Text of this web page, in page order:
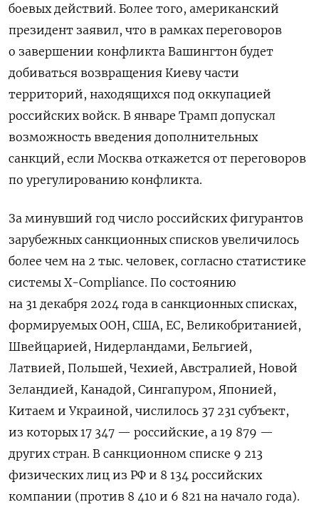
боевых действий. Более того, американский
президент заявил, что в рамках переговоров
о завершении конфликта Вашингтон будет
добиваться возвращения Киеву части
территорий, находящихся под оккупацией
российских войск. В январе Трамп допускал
возможность введения дополнительных
санкций, если Москва откажется от переговоров
по урегулированию конфликта.
За минувший год число российских фигурантов
зарубежных санкционных списков увеличилось
более чем на 2 тыс. человек, согласно статистике
системы X-Compliance. По состоянию
на 31 декабря 2024 года в санкционных списках,
формируемых ООН, США, ЕС, Великобританией,
Швейцарией, Нидерландами, Бельгией,
Латвией, Польшей, Чехией, Австралией, Новой
Зеландией, Канадой, Сингапуром, Японией,
Китаем и Украиной, числилось 37 231 субъект,
из которых 17 347 — российские, а 19 879 —
других стран. В санкционном списке 9 213
физических лиц из РФ и 8 134 российских
компании (против 8 410 и 6 821 на начало года).